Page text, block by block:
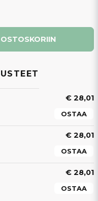
€ 28,01
OSTAA
€ 28,01
OSTAA
€ 28,01
OSTAA